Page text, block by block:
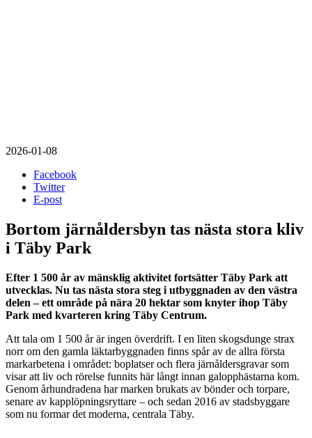
2026-01-08
Facebook
Twitter
E-post
Bortom järnåldersbyn tas nästa stora kliv
i Täby Park
Efter 1 500 år av mänsklig aktivitet fortsätter Täby Park att
utvecklas. Nu tas nästa stora steg i utbyggnaden av den västra
delen – ett område på nära 20 hektar som knyter ihop Täby
Park med kvarteren kring Täby Centrum.
Att tala om 1 500 år är ingen överdrift. I en liten skogsdunge strax
norr om den gamla läktarbyggnaden finns spår av de allra första
markarbetena i området: boplatser och flera järnåldersgravar som
visar att liv och rörelse funnits här långt innan galopphästarna kom.
Genom århundradena har marken brukats av bönder och torpare,
senare av kapplöpningsryttare – och sedan 2016 av stadsbyggare
som nu formar det moderna, centrala Täby.